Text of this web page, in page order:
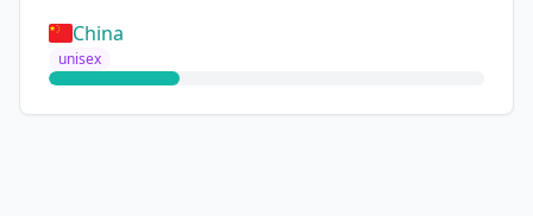
China
unisex